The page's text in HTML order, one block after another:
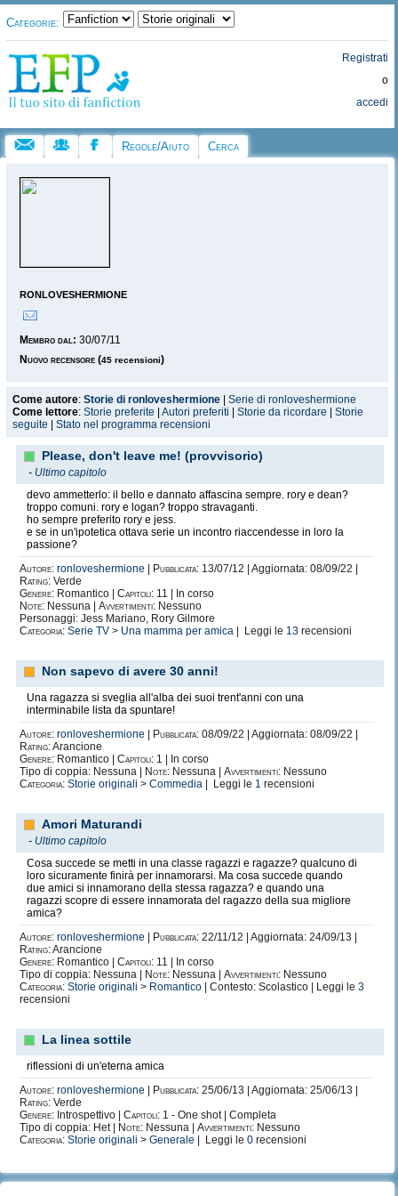
Categorie:
Registrati
o
accedi
Regole/Aiuto Cerca
ronloveshermione
Membro dal: 30/07/11
Nuovo recensore (45 recensioni)
Come autore: Storie di ronloveshermione
Serie di ronloveshermione
Come lettore: Storie preferite Autori preferiti Storie da ricordare
Storie
seguite
Stato nel programma recensioni
Please, don't leave me! (provvisorio)
- Ultimo capitolo
devo ammetterlo: il bello e dannato affascina sempre. rory e dean?
troppo comuni. rory e logan? troppo stravaganti.
ho sempre preferito rory e jess.
e se in un'ipotetica ottava serie un incontro riaccendesse in loro la
passione?
Autore: ronloveshermione Pubblicata: 13/07/12 | Aggiornata: 08/09/22 |
Rating: Verde
Genere: Romantico | Capitoli: 11 | In corso
Note: Nessuna | Avvertimenti: Nessuno
Personaggi: Jess Mariano, Rory Gilmore
Categoria: Serie TV > Una mamma per amica | Leggi le 13 recensioni
Non sapevo di avere 30 anni!
Una ragazza si sveglia all'alba dei suoi trent'anni con una
interminabile lista da spuntare!
Autore: ronloveshermione Pubblicata: 08/09/22 | Aggiornata: 08/09/22 |
Rating:Arancione
Genere: Romantico | Capitoli: 1 | In corso
Tipo di coppia: Nessuna |
Note: Nessuna | Avvertimenti: Nessuno
Categoria: Storie originali > Commedia | Leggi le 1 recensioni
Amori Maturandi
- Ultimo capitolo
Cosa succede se metti in una classe ragazzi e ragazze? qualcuno di
loro sicuramente finirà per innamorarsi. Ma cosa succede quando
due amici si innamorano della stessa ragazza? e quando una
ragazzi scopre di essere innamorata del ragazzo della sua migliore
amica?
Autore: ronloveshermione Pubblicata: 22/11/12 | Aggiornata: 24/09/13 |
Rating:Arancione
Genere: Romantico | Capitoli: 11 | In corso
Tipo di coppia: Nessuna |
Note: Nessuna | Avvertimenti: Nessuno
Categoria: Storie originali > Romantico | Contesto: Scolastico | Leggi le 3
recensioni
La linea sottile
riflessioni di un'eterna amica
Autore: ronloveshermione Pubblicata: 25/06/13 | Aggiornata: 25/06/13 |
Rating: Verde
Genere: Introspettivo | Capitoli: 1 - One shot | Completa
Tipo di coppia: Het |
Note: Nessuna | Avvertimenti: Nessuno
Categoria: Storie originali > Generale | Leggi le 0 recensioni